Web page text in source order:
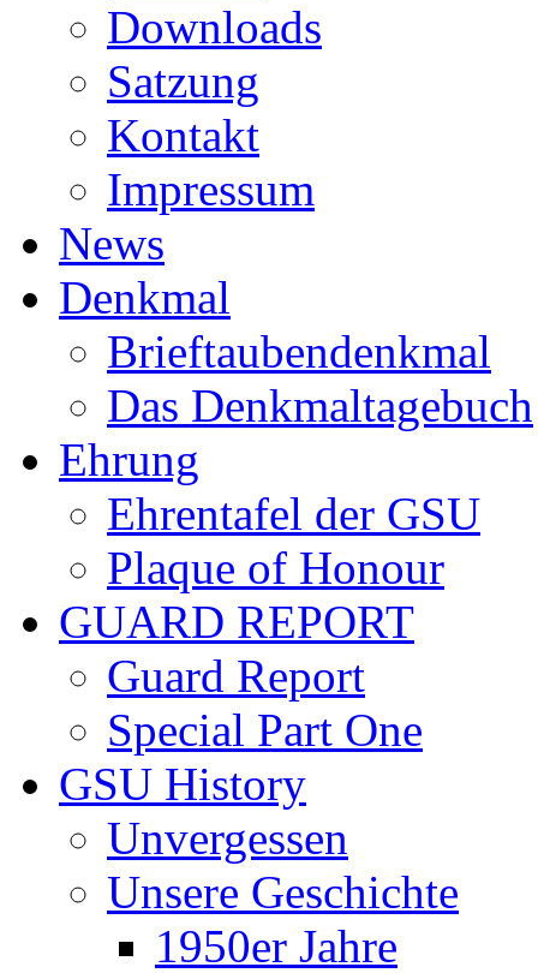
Downloads
Satzung
Kontakt
Impressum
News
Denkmal
Brieftaubendenkmal
Das Denkmaltagebuch
Ehrung
Ehrentafel der GSU
Plaque of Honour
GUARD REPORT
Guard Report
Special Part One
GSU History
Unvergessen
Unsere Geschichte
1950er Jahre